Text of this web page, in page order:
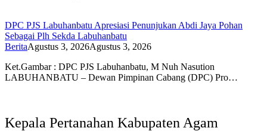
DPC PJS Labuhanbatu Apresiasi Penunjukan Abdi Jaya Pohan
Sebagai Plh Sekda Labuhanbatu
BeritaAgustus 3, 2026Agustus 3, 2026
Ket.Gambar : DPC PJS Labuhanbatu, M Nuh Nasution
LABUHANBATU – Dewan Pimpinan Cabang (DPC) Pro…
Kepala Pertanahan Kabupaten Agam